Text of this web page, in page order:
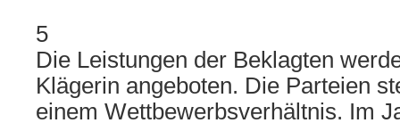
5
Die Leistungen der Beklagten
Klägerin angeboten. Die Parteien
einem Wettbewerbsverhältnis. Im